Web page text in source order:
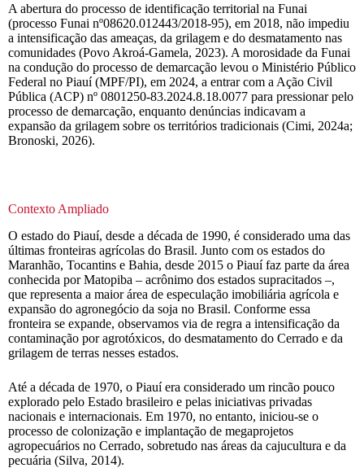
A abertura do processo de identificação territorial na Funai
(processo Funai nº08620.012443/2018-95), em 2018, não impediu
a intensificação das ameaças, da grilagem e do desmatamento nas
comunidades (Povo Akroá-Gamela, 2023). A morosidade da Funai
na condução do processo de demarcação levou o Ministério Público
Federal no Piauí (MPF/PI), em 2024, a entrar com a Ação Civil
Pública (ACP) nº 0801250-83.2024.8.18.0077 para pressionar pelo
processo de demarcação, enquanto denúncias indicavam a
expansão da grilagem sobre os territórios tradicionais (Cimi, 2024a;
Bronoski, 2026).
Contexto Ampliado
O estado do Piauí, desde a década de 1990, é considerado uma das
últimas fronteiras agrícolas do Brasil. Junto com os estados do
Maranhão, Tocantins e Bahia, desde 2015 o Piauí faz parte da área
conhecida por Matopiba – acrônimo dos estados supracitados –,
que representa a maior área de especulação imobiliária agrícola e
expansão do agronegócio da soja no Brasil. Conforme essa
fronteira se expande, observamos via de regra a intensificação da
contaminação por agrotóxicos, do desmatamento do Cerrado e da
grilagem de terras nesses estados.
Até a década de 1970, o Piauí era considerado um rincão pouco
explorado pelo Estado brasileiro e pelas iniciativas privadas
nacionais e internacionais. Em 1970, no entanto, iniciou-se o
processo de colonização e implantação de megaprojetos
agropecuários no Cerrado, sobretudo nas áreas da cajucultura e da
pecuária (Silva, 2014).